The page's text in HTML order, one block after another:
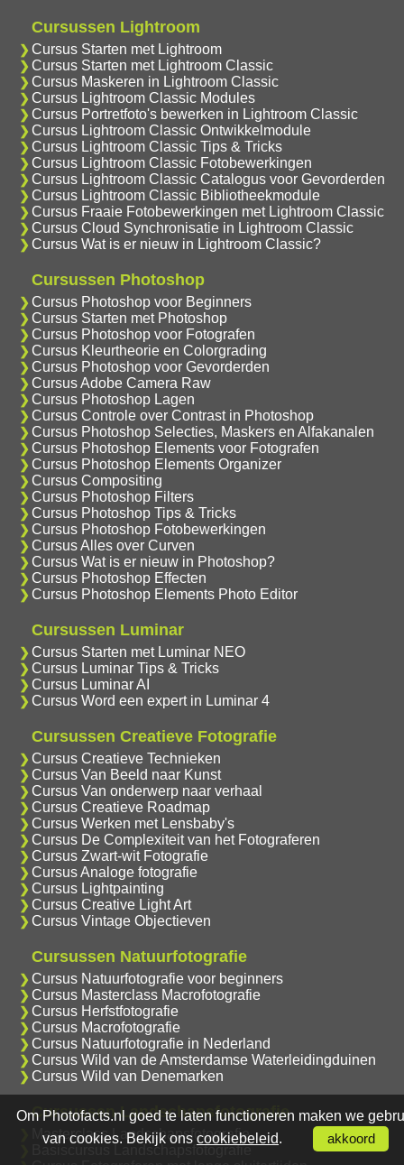
Cursussen Lightroom
Cursus Starten met Lightroom
Cursus Starten met Lightroom Classic
Cursus Maskeren in Lightroom Classic
Cursus Lightroom Classic Modules
Cursus Portretfoto's bewerken in Lightroom Classic
Cursus Lightroom Classic Ontwikkelmodule
Cursus Lightroom Classic Tips & Tricks
Cursus Lightroom Classic Fotobewerkingen
Cursus Lightroom Classic Catalogus voor Gevorderden
Cursus Lightroom Classic Bibliotheekmodule
Cursus Fraaie Fotobewerkingen met Lightroom Classic
Cursus Cloud Synchronisatie in Lightroom Classic
Cursus Wat is er nieuw in Lightroom Classic?
Cursussen Photoshop
Cursus Photoshop voor Beginners
Cursus Starten met Photoshop
Cursus Photoshop voor Fotografen
Cursus Kleurtheorie en Colorgrading
Cursus Photoshop voor Gevorderden
Cursus Adobe Camera Raw
Cursus Photoshop Lagen
Cursus Controle over Contrast in Photoshop
Cursus Photoshop Selecties, Maskers en Alfakanalen
Cursus Photoshop Elements voor Fotografen
Cursus Photoshop Elements Organizer
Cursus Compositing
Cursus Photoshop Filters
Cursus Photoshop Tips & Tricks
Cursus Photoshop Fotobewerkingen
Cursus Alles over Curven
Cursus Wat is er nieuw in Photoshop?
Cursus Photoshop Effecten
Cursus Photoshop Elements Photo Editor
Cursussen Luminar
Cursus Starten met Luminar NEO
Cursus Luminar Tips & Tricks
Cursus Luminar AI
Cursus Word een expert in Luminar 4
Cursussen Creatieve Fotografie
Cursus Creatieve Technieken
Cursus Van Beeld naar Kunst
Cursus Van onderwerp naar verhaal
Cursus Creatieve Roadmap
Cursus Werken met Lensbaby's
Cursus De Complexiteit van het Fotograferen
Cursus Zwart-wit Fotografie
Cursus Analoge fotografie
Cursus Lightpainting
Cursus Creative Light Art
Cursus Vintage Objectieven
Cursussen Natuurfotografie
Cursus Natuurfotografie voor beginners
Cursus Masterclass Macrofotografie
Cursus Herfstfotografie
Cursus Macrofotografie
Cursus Natuurfotografie in Nederland
Cursus Wild van de Amsterdamse Waterleidingduinen
Cursus Wild van Denemarken
Cursussen Landschapsfotografie
Masterclass Landschapsfotografie
Basiscursus Landschapsfotografie
Om Photofacts.nl goed te laten functioneren maken we
van cookies. Bekijk ons cookiebeleid. akkoord